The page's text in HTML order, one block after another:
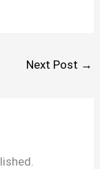
Next Post →